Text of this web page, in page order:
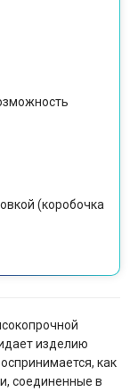
(коробочка
изделию
как
соединенные в